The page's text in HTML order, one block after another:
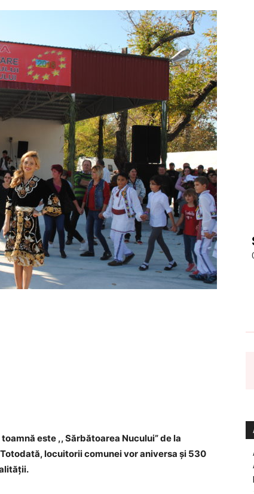
este ,, Sărbătoarea Nucului” de la
locuitorii comunei vor aniversa și 530